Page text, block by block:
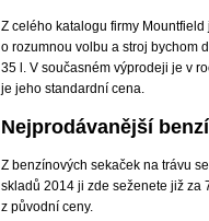
Z celého katalogu firmy
o rozumnou volbu a stroj bychom
35 l. V současném výprodeji je v
je jeho standardní cena.
Nejprodávanější
Z benzínových sekaček na trávu
skladů 2014 ji zde seženete již za
z původní ceny.